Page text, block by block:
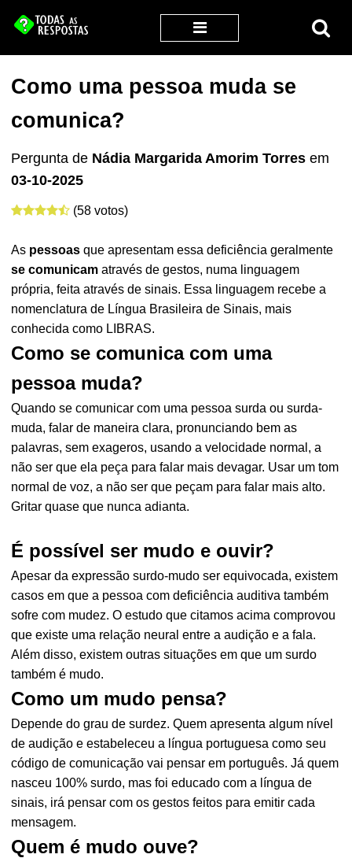
Como uma pessoa muda se
comunica?
Pergunta de Nádia Margarida Amorim Torres em
03-10-2025
(58 votos)
As pessoas que apresentam essa deficiência geralmente
se comunicam através de gestos, numa linguagem
própria, feita através de sinais. Essa linguagem recebe a
nomenclatura de Língua Brasileira de Sinais, mais
conhecida como LIBRAS.
Como se comunica com uma
pessoa muda?
Quando se comunicar com uma pessoa surda ou surda-
muda, falar de maneira clara, pronunciando bem as
palavras, sem exageros, usando a velocidade normal, a
não ser que ela peça para falar mais devagar. Usar um tom
normal de voz, a não ser que peçam para falar mais alto.
Gritar quase que nunca adianta.
É possível ser mudo e ouvir?
Apesar da expressão surdo-mudo ser equivocada, existem
casos em que a pessoa com deficiência auditiva também
sofre com mudez. O estudo que citamos acima comprovou
que existe uma relação neural entre a audição e a fala.
Além disso, existem outras situações em que um surdo
também é mudo.
Como um mudo pensa?
Depende do grau de surdez. Quem apresenta algum nível
de audição e estabeleceu a língua portuguesa como seu
código de comunicação vai pensar em português. Já quem
nasceu 100% surdo, mas foi educado com a língua de
sinais, irá pensar com os gestos feitos para emitir cada
mensagem.
Quem é mudo ouve?